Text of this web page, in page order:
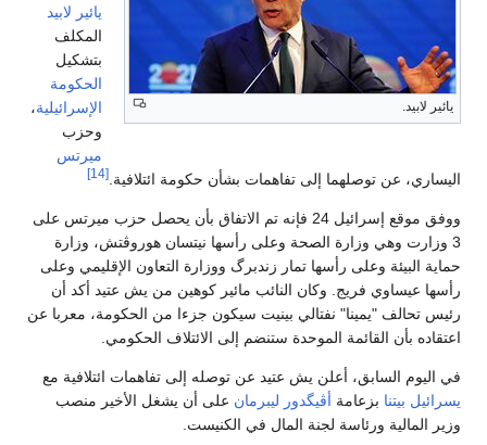
يائير لابيد.
يائير لابيد
المكلف
بتشكيل
الحكومة
الإسرائيلية،
وحزب
ميرتس
اليساري، عن توصلهما إلى تفاهمات بشأن حكومة ائتلافية. [14]
ووفق موقع إسرائيل 24 فإنه تم الاتفاق بأن يحصل حزب ميرتس على
3 وزارت وهي وزارة الصحة وعلى رأسها نيتسان هوروڤتش، وزارة
حماية البيئة وعلى رأسها تمار زندبرگ ووزارة التعاون الإقليمي وعلى
رأسها عيساوي فريج. وكان النائب مائير كوهين من يش عتيد أكد أن
رئيس تحالف "يمينا" نفتالي بينيت سيكون جزءا من الحكومة، معربا عن
اعتقاده بأن القائمة الموحدة ستنضم إلى الائتلاف الحكومي.
في اليوم السابق، أعلن يش عتيد عن توصله إلى تفاهمات ائتلافية مع
يسرائيل بيتنا بزعامة أڤيگدور ليبرمان على أن يشغل الأخير منصب
وزير المالية ورئاسة لجنة المال في الكنيست.